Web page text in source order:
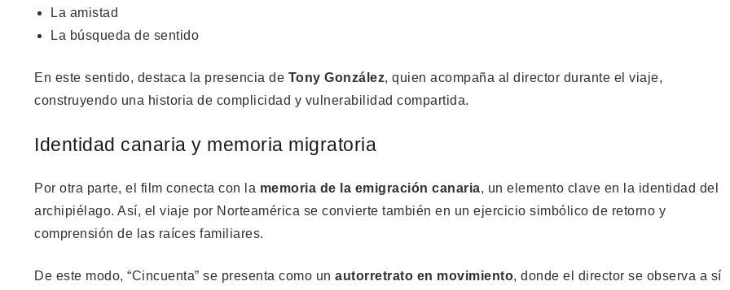
La amistad
La búsqueda de sentido
En este sentido, destaca la presencia de Tony González, quien acompaña al director durante el viaje,
construyendo una historia de complicidad y vulnerabilidad compartida.
Identidad canaria y memoria migratoria
Por otra parte, el film conecta con la memoria de la emigración canaria, un elemento clave en la identidad del
archipiélago. Así, el viaje por Norteamérica se convierte también en un ejercicio simbólico de retorno y
comprensión de las raíces familiares.
De este modo, “Cincuenta” se presenta como un autorretrato en movimiento, donde el director se observa a sí